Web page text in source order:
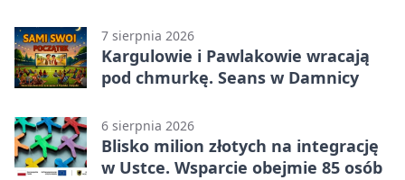
7 sierpnia 2026
Kargulowie i Pawlakowie wracają
pod chmurkę. Seans w Damnicy
6 sierpnia 2026
Blisko milion złotych na integrację
w Ustce. Wsparcie obejmie 85 osób